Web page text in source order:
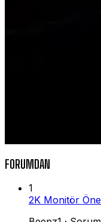
FORUMDAN
1
2K Monitör